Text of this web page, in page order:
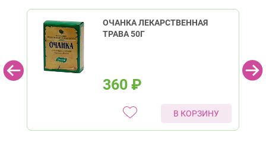
ОЧАНКА ЛЕКАРСТВЕННАЯ
ТРАВА 50Г
360 ₽
В КОРЗИНУ